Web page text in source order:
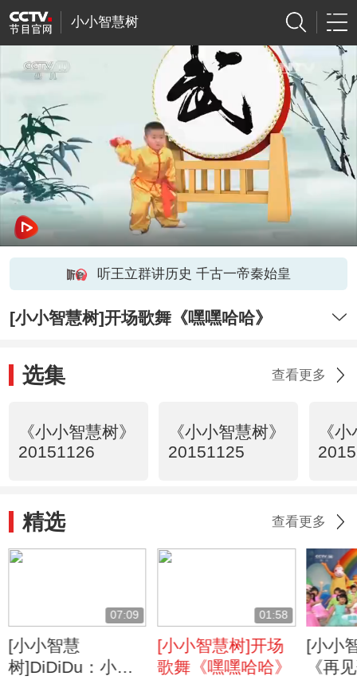
小小智慧树
听王立群讲历史 千古一帝秦始皇
[小小智慧树]开场歌舞《嘿嘿哈哈》
选集 查看更多
《小小智慧树》
20151126
《小小智慧树》
20151125
《
精选 查看更多
07:09
[小小智慧
树]DiDiDu：小兔
01:58
[小小智慧树]开场
歌舞《嘿嘿哈哈》
[小小
《再